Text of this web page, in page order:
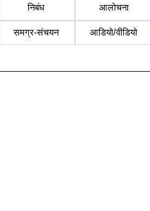
निबंध आलोचना
समग्र-संचयन आडियो/वीडियो